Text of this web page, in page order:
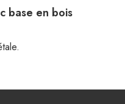
base en bois